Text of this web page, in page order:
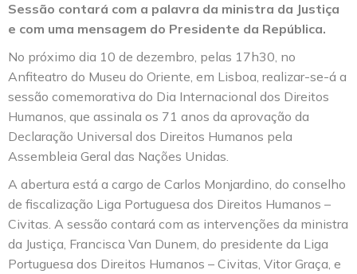
Sessão contará com a palavra da ministra da Justiça
e com uma mensagem do Presidente da República.
No próximo dia 10 de dezembro, pelas 17h30, no
Anfiteatro do Museu do Oriente, em Lisboa, realizar-se-á a
sessão comemorativa do Dia Internacional dos Direitos
Humanos, que assinala os 71 anos da aprovação da
Declaração Universal dos Direitos Humanos pela
Assembleia Geral das Nações Unidas.
A abertura está a cargo de Carlos Monjardino, do conselho
de fiscalização Liga Portuguesa dos Direitos Humanos –
Civitas. A sessão contará com as intervenções da ministra
da Justiça, Francisca Van Dunem, do presidente da Liga
Portuguesa dos Direitos Humanos – Civitas, Vitor Graça, e